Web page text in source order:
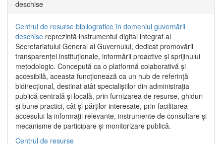
deschise
Centrul de resurse bibliografice în domeniul guvernării
deschise reprezintă instrumentul digital integrat al
Secretariatului General al Guvernului, dedicat promovării
transparenței instituționale, informării proactive și sprijinului
metodologic. Concepută ca o platformă colaborativă și
accesibilă, aceasta funcționează ca un hub de referință
bidirecțional, destinat atât specialiștilor din administrația
publică centrală și locală, prin furnizarea de resurse, ghiduri
și bune practici, cât și părților interesate, prin facilitarea
accesului la informații relevante, instrumente de consultare și
mecanisme de participare și monitorizare publică.
Centrul de resurse